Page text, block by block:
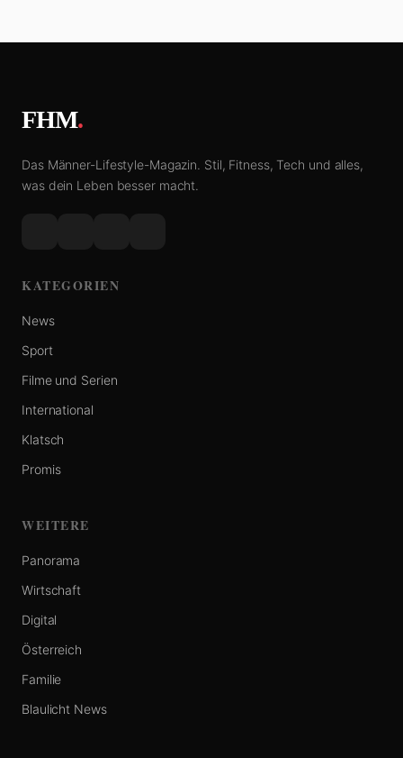
FHM.
Das Männer-Lifestyle-Magazin. Stil, Fitness, Tech und alles,
was dein Leben besser macht.
KATEGORIEN
News
Sport
Filme und Serien
International
Klatsch
Promis
WEITERE
Panorama
Wirtschaft
Digital
Österreich
Familie
Blaulicht News